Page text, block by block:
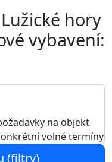
hory
vybavení:
na objekt
volné termíny
(filtry)